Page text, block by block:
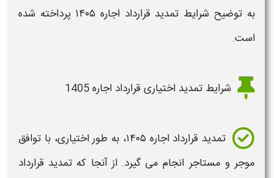
به توضیح شرایط تمدید قرارداد اجاره ۱۴۰۵
پرداخته شده
است.
شرایط تمدید اختیاری قرارداد اجاره 1405
تمدید قرارداد اجاره ۱۴۰۵، به طور اختیاری، با توافق
موجر و مستاجر انجام می گیرد. از آنجا که تمدید قرارداد